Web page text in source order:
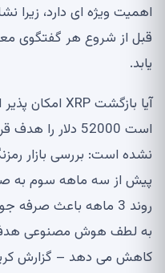
قبل از شروع هر گفتگوی
یابد.
پیش از سه ماهه سوم به
کاهش می دهد – گزارش